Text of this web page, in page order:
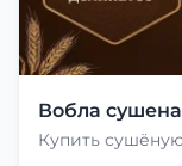
Вобла
Купить